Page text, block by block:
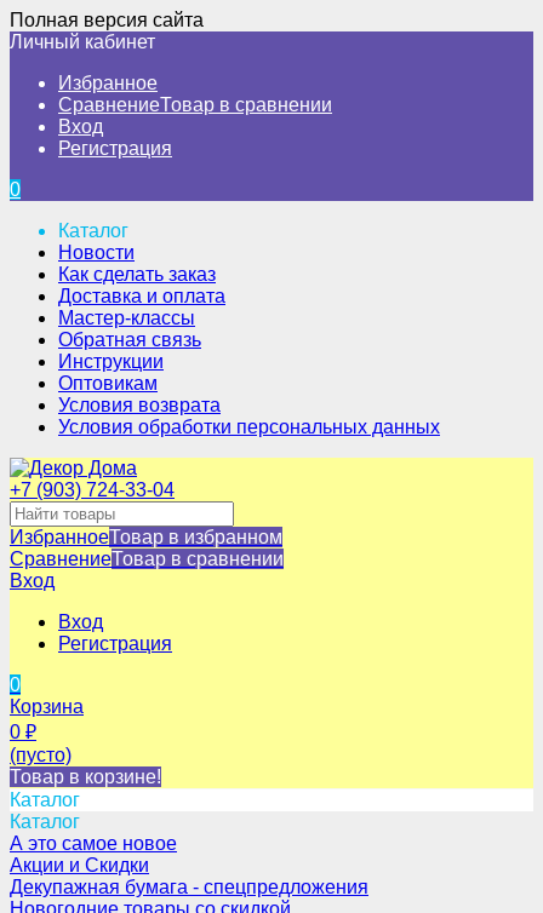
Полная версия сайта
Личный кабинет
Избранное
СравнениеТовар в сравнении
Вход
Регистрация
0
Каталог
Новости
Как сделать заказ
Доставка и оплата
Мастер-классы
Обратная связь
Инструкции
Оптовикам
Условия возврата
Условия обработки персональных данных
+7 (903) 724-33-04
ИзбранноеТовар в избранном
СравнениеТовар в сравнении
Вход
Вход
Регистрация
0
Корзина
0 ₽
(пусто)
Товар в корзине!
Каталог
Каталог
А это самое новое
Акции и Скидки
Декупажная бумага - спецпредложения
Новогодние товары со скидкой